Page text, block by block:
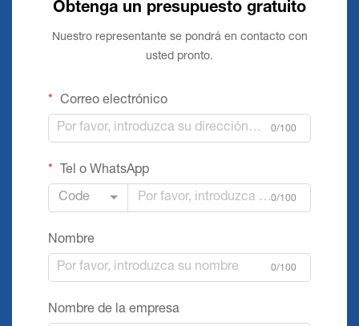
Obtenga un presupuesto gratuito
Nuestro representante se pondrá en contacto con
usted pronto.
Correo electrónico
0/100
Tel o WhatsApp
Code 0/100
Nombre
0/100
Nombre de la empresa